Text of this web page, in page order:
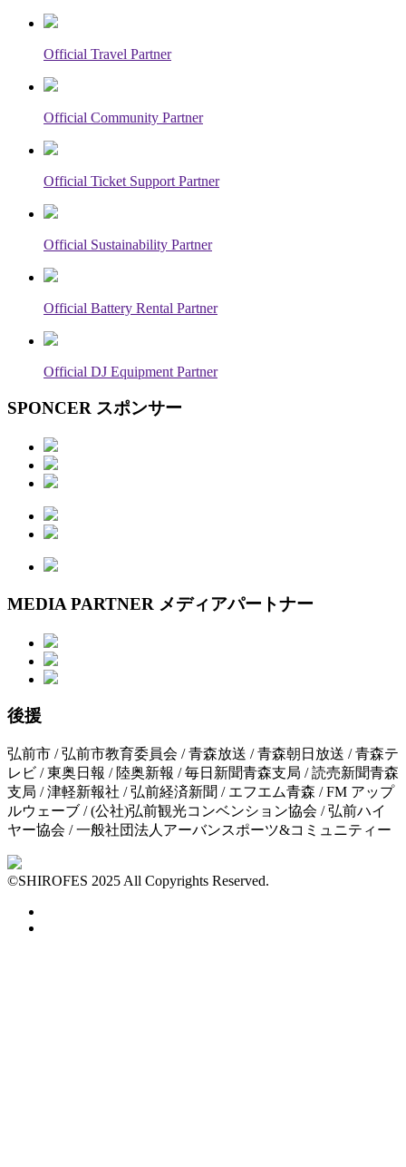
Official Travel Partner
Official Community Partner
Official Ticket Support Partner
Official Sustainability Partner
Official Battery Rental Partner
Official DJ Equipment Partner
SPONCER スポンサー
MEDIA PARTNER メディアパートナー
後援
弘前市 /弘前市教育委員会 /青森放送 /青森朝日放送 /青森テ
レビ /東奥日報 /陸奥新報 /毎日新聞青森支局 /読売新聞青森
支局 /津軽新報社 /弘前経済新聞 /エフエム青森 /FM アップ
ルウェーブ /(公社)弘前観光コンベンション協会 /弘前ハイ
ヤー協会 /一般社団法人アーバンスポーツ&コミュニティー
©SHIROFES 2025 All Copyrights Reserved.